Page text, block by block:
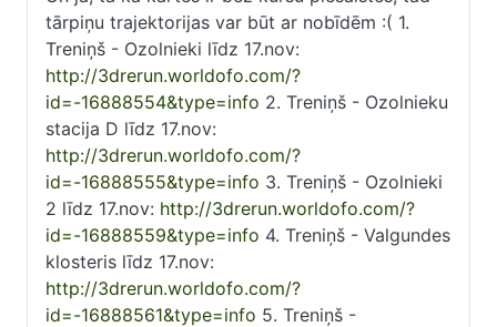
tārpiņu trajektorijas var būt ar nobīdēm :( 1.
Treniņš - Ozolnieki līdz 17.nov:
http://3drerun.worldofo.com/?
id=-16888554&type=info 2. Treniņš - Ozolnieku
stacija D līdz 17.nov:
http://3drerun.worldofo.com/?
id=-16888555&type=info 3. Treniņš - Ozolnieki
2 līdz 17.nov: http://3drerun.worldofo.com/?
id=-16888559&type=info 4. Treniņš - Valgundes
klosteris līdz 17.nov:
http://3drerun.worldofo.com/?
id=-16888561&type=info 5. Treniņš -